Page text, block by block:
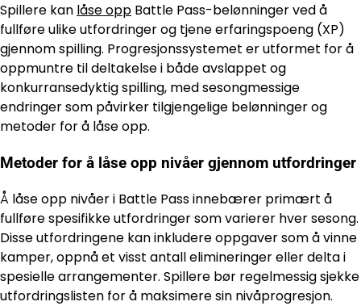
Spillere kan låse opp Battle Pass-belønninger ved å
fullføre ulike utfordringer og tjene erfaringspoeng (XP)
gjennom spilling. Progresjonssystemet er utformet for å
oppmuntre til deltakelse i både avslappet og
konkurransedyktig spilling, med sesongmessige
endringer som påvirker tilgjengelige belønninger og
metoder for å låse opp.
Metoder for å låse opp nivåer gjennom utfordringer
Å låse opp nivåer i Battle Pass innebærer primært å
fullføre spesifikke utfordringer som varierer hver sesong.
Disse utfordringene kan inkludere oppgaver som å vinne
kamper, oppnå et visst antall elimineringer eller delta i
spesielle arrangementer. Spillere bør regelmessig sjekke
utfordringslisten for å maksimere sin nivåprogresjon.